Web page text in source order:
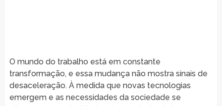
O mundo do trabalho está em constante
transformação, e essa mudança não mostra sinais de
desaceleração. À medida que novas tecnologias
emergem e as necessidades da sociedade se